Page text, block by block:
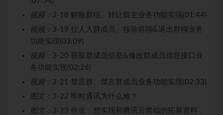
视频： 3-18 解散群组、转让群主业务功能实现(01:44)
视频： 3-19 拉人入群成员、移除群聊&退出群聊业务
功能实现(03:09)
视频： 3-20 获取群成员信息&修改群成员信息接口业
务功能实现(02:26)
视频： 3-21 禁言群、禁言群成员业务功能实现(02:33)
图文： 3-22 即时通讯为什么难？
图文： 3-23 作业：想实现和腾讯云类似的拓展资料，